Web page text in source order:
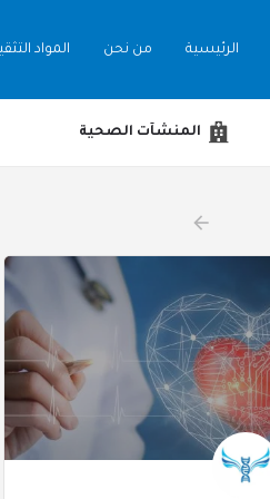
الرئيسية من نحن المواد
المنشآت الصحية